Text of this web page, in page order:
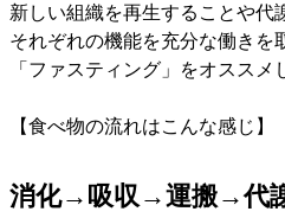
新しい組織を再生することや代
それぞれの機能を充分な働きを
「ファスティング」をオススメ
【食べ物の流れはこんな感じ】
消化→吸収→運搬→代